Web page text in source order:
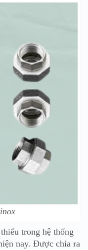
trong hệ thống
nay. Được chia ra